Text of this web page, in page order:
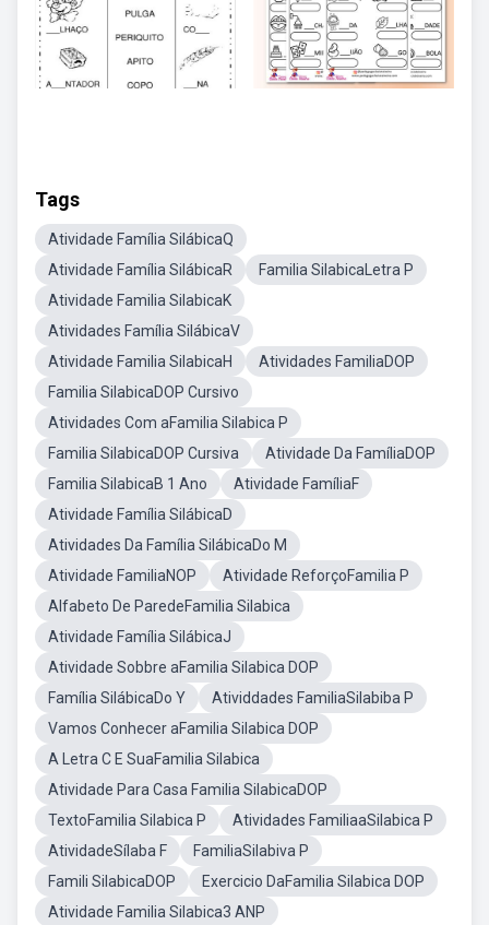
Tags
Atividade Família SilábicaQ
Atividade Família SilábicaR
Familia SilabicaLetra P
Atividade Familia SilabicaK
Atividades Família SilábicaV
Atividade Familia SilabicaH
Atividades FamiliaDOP
Familia SilabicaDOP Cursivo
Atividades Com aFamilia Silabica P
Familia SilabicaDOP Cursiva
Atividade Da FamíliaDOP
Familia SilabicaB 1 Ano
Atividade FamíliaF
Atividade Família SilábicaD
Atividades Da Família SilábicaDo M
Atividade FamiliaNOP
Atividade ReforçoFamilia P
Alfabeto De ParedeFamilia Silabica
Atividade Família SilábicaJ
Atividade Sobbre aFamilia Silabica DOP
Família SilábicaDo Y
Atividdades FamiliaSilabiba P
Vamos Conhecer aFamilia Silabica DOP
A Letra C E SuaFamilia Silabica
Atividade Para Casa Familia SilabicaDOP
TextoFamilia Silabica P
Atividades FamiliaaSilabica P
AtividadeSílaba F
FamiliaSilabiva P
Famili SilabicaDOP
Exercicio DaFamilia Silabica DOP
Atividade Familia Silabica3 ANP